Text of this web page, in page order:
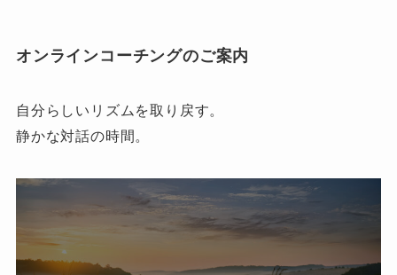
オンラインコーチングのご案内
自分らしいリズムを取り戻す。
静かな対話の時間。